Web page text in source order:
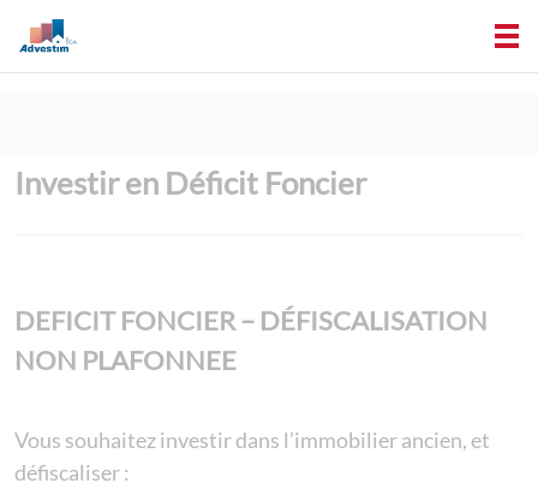
Investir en Déficit Foncier
DEFICIT FONCIER – DÉFISCALISATION
NON PLAFONNEE
Vous souhaitez investir dans l’immobilier ancien, et
défiscaliser :